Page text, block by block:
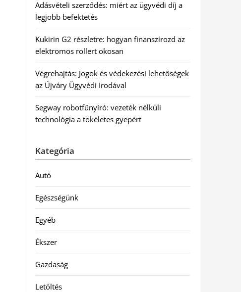
Adásvételi szerződés: miért az ügyvédi díj a
legjobb befektetés
Kukirin G2 részletre: hogyan finanszírozd az
elektromos rollert okosan
Végrehajtás: Jogok és védekezési lehetőségek
az Újváry Ügyvédi Irodával
Segway robotfűnyíró: vezeték nélküli
technológia a tökéletes gyepért
Kategória
Autó
Egészségünk
Egyéb
Ékszer
Gazdaság
Letöltés